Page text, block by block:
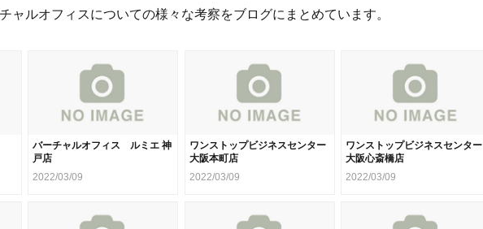
ャルオフィスについての様々な考察をブログにまとめています。
バーチャルオフィス ルミエ 神
戸店
2022/03/09
ワンストップビジネスセンター
大阪本町店
2022/03/09
ワンストップビジネスセンター
大阪心斎橋店
2022/03/09